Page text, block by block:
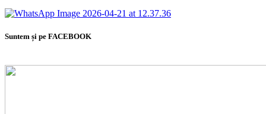
Suntem și pe FACEBOOK